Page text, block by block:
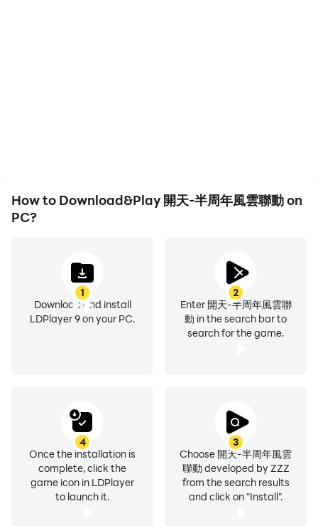
How to Download&Play 開天-半周年風雲聯動 on
PC?
1
Download and install
LDPlayer 9 on your PC.
2
Enter 開天-半周年風雲聯
動 in the search bar to
search for the game.
3
Choose 開天-半周年風雲
聯動 developed by ZZZ
from the search results
and click on "Install".
4
Once the installation is
complete, click the
game icon in LDPlayer
to launch it.